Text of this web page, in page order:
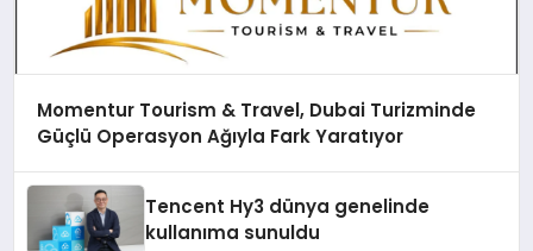
Momentur Tourism & Travel, Dubai Turizminde
Güçlü Operasyon Ağıyla Fark Yaratıyor
Tencent Hy3 dünya genelinde
kullanıma sunuldu